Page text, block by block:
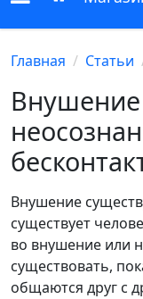
Главная Статьи
Внушение
Внушение
существует
во внушение или
существовать,
общаются друг с